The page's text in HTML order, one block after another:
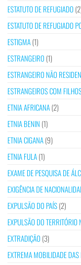
ESTATUTO DE REFUGIADO
ESTATUTO DE REFUGIADO
ESTIGMA(1)
ESTRANGEIRO (1)
ESTRANGEIRO NÃO
ESTRANGEIROS COM
ETNIA AFRICANA(2)
ETNIA BENIN (1)
ETNIA CIGANA(9)
ETNIA FULA(1)
EXAME DE PESQUISA DE
EXIGÊNCIA DE
EXPULSÃO DO PAÍS(2)
EXPULSÃO DO TERRITÓRIO
EXTRADIÇÃO (3)
EXTREMA MOBILIDADE